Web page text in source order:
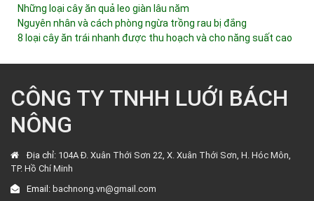
Những loại cây ăn quả leo giàn lâu năm
Nguyên nhân và cách phòng ngừa trồng rau bị đắng
8 loại cây ăn trái nhanh được thu hoạch và cho năng suất cao
CÔNG TY TNHH LUỚI BÁCH
NÔNG
Địa chỉ: 104A Đ. Xuân Thới Sơn 22, X. Xuân Thới Sơn, H. Hóc Môn,
TP. Hồ Chí Minh
Email: bachnong.vn@gmail.com